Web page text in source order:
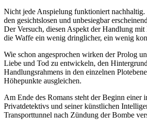
Nicht jede Anspielung funktioniert
den gesichtslosen und unbesiegbar
Der Versuch, diesen Aspekt der Handlung
die Waffe ein wenig dringlicher, ein wenig
Wie schon angesprochen wirken der Prolog
Liebe und Tod zu entwickeln, den
Handlungsrahmens in den einzelnen
Höhepunkte ausgleichen.
Am Ende des Romans steht der Beginn einer
Privatdetektivs und seiner künstlichen
Transporttunnel nach Zündung der Bombe